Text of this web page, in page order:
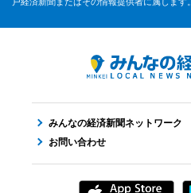
みんなの経済新聞ネットワーク
お問い合わせ